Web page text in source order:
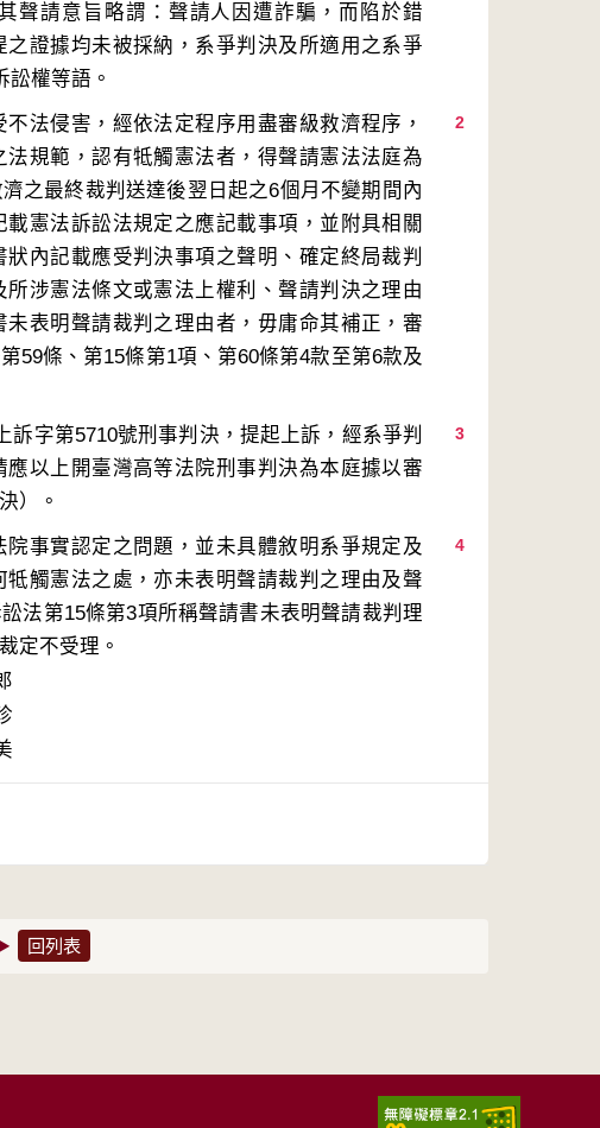
聲請意旨略謂：聲請人因遭詐騙，而陷於錯
證據均未被採納，系爭判決及所適用之系爭
2
法侵害，經依法定程序用盡審級救濟程序，
規範，認有牴觸憲法者，得聲請憲法法庭為
之最終裁判送達後翌日起之6個月不變期間內
憲法訴訟法規定之應記載事項，並附具相關
內記載應受判決事項之聲明、確定終局裁判
涉憲法條文或憲法上權利、聲請判決之理由
表明聲請裁判之理由者，毋庸命其補正，審
59條、第15條第1項、第60條第4款至第6款及
3
字第5710號刑事判決，提起上訴，經系爭判
以上開臺灣高等法院刑事判決為本庭據以審
4
事實認定之問題，並未具體敘明系爭規定及
觸憲法之處，亦未表明聲請裁判之理由及聲
法第15條第3項所稱聲請書未表明聲請裁判理
回列表